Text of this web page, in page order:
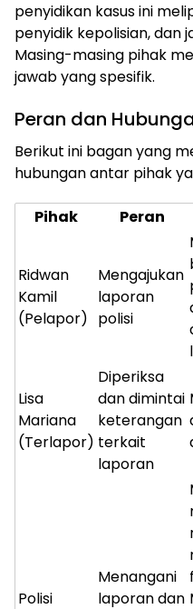
penyidikan kasus ini
penyidik kepolisian, dan
Masing-masing pihak
jawab yang spesifik.
Peran dan
Berikut ini bagan yang
hubungan antar pihak
Pihak Peran
Ridwan
Kamil
(Pelapor)
Mengajukan
laporan
polisi
Lisa
Mariana
(Terlapor)
Diperiksa
dan dimintai
keterangan
terkait
laporan
Polisi
Menangani
laporan dan